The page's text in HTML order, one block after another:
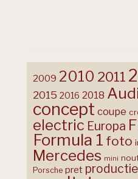
2009 2010 2011
2015 2016 2018
concept coupe
electric Europa
Formula 1 foto
Mercedes mini
Porsche pret productie